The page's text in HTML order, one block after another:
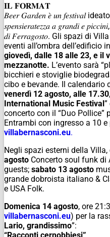
𝐈𝐋 𝐅𝐎𝐑𝐌𝐀𝐓
𝐵𝑒𝑒𝑟 𝐺𝑎𝑟𝑑𝑒𝑛 𝑒̀ 𝑢𝑛 𝑓𝑒𝑠𝑡𝑖𝑣𝑎𝑙
𝑠𝑝𝑒𝑛𝑠𝑖𝑒𝑟𝑎𝑡𝑒𝑧𝑧𝑎 𝑎 𝑔𝑟𝑎𝑛𝑑𝑖 𝑒
𝑑𝑖 𝐹𝑒𝑟𝑟𝑎𝑔𝑜𝑠𝑡𝑜. Gli spazi di
eventi all’ombra dell’edificio
giovedì, dalle 18 alle 23, e il
mezzanotte. L’evento sarà
bicchieri e stoviglie
cibo e bevande. Il calendario
venerdì 12 agosto, alle 17.30
International Music Festival
concerto con il “Duo
Entrambi con ingresso a 10
villabernasconi.eu.
Negli spazi esterni della Villa,
agosto Concerto soul funk di
guests; sabato 13 agosto
grande dobroista italiano &
e USA Folk.
Domenica 14 agosto, ore
villabernasconi.eu) per la
Lario, grandissimo”:
“Racconti cernobbiesi”